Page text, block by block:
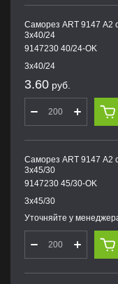
Саморез ART 9147 А2
3х40/24
9147230 40/24-OK
3х40/24
3.60 руб.
Саморез ART 9147 А2
3х45/30
9147230 45/30-OK
3х45/30
Уточняйте у